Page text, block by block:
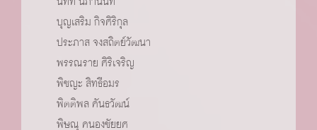
บุญเสริม กิจศิริกุล
ประภาส จงสถิตย์วัฒนา
พรรณราย ศิริเจริญ
พิชญะ สิทธีอมร
พิตติพล คันธวัฒน์
พิษณุ คนองชัยยศ